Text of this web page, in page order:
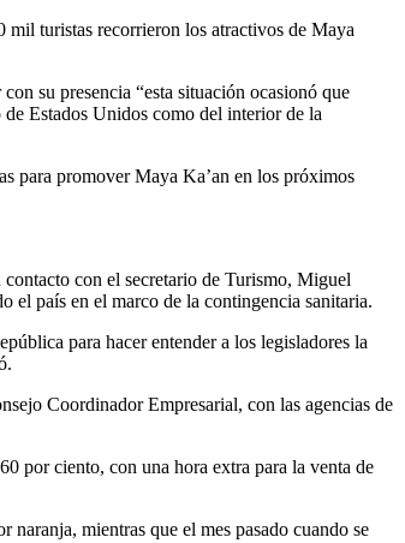
mil turistas recorrieron los atractivos de Maya
su presencia “esta situación ocasionó que
Estados Unidos como del interior de la
para promover Maya Ka’an en los próximos
con el secretario de Turismo, Miguel
el país en el marco de la contingencia sanitaria.
para hacer entender a los legisladores la
Coordinador Empresarial, con las agencias de
por ciento, con una hora extra para la venta de
mientras que el mes pasado cuando se